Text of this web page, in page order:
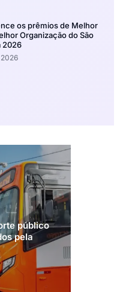
os prêmios de Melhor
Organização do São
2026
público
pela